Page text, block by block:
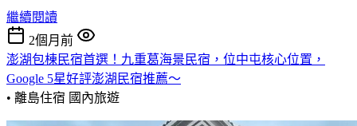
繼續閱讀
2個月前
澎湖包棟民宿首選！九重葛海景民宿，位中屯核心位置，
Google 5星好評澎湖民宿推薦～
• 離島住宿 國內旅遊